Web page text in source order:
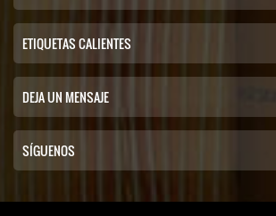
ETIQUETAS CALIENTES
DEJA UN MENSAJE
SÍGUENOS